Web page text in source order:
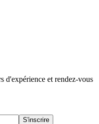
d'expérience et rendez-vous
S'inscrire